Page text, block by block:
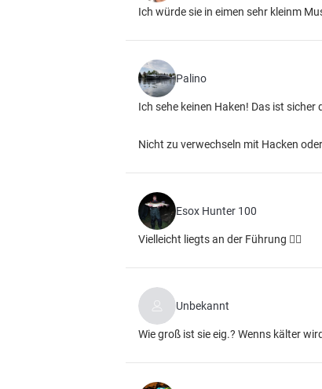
Ich würde sie in eimen sehr kleinm
Palino
Ich sehe keinen Haken! Das ist sicher
Nicht zu verwechseln mit Hacken
Esox Hunter 100
Vielleicht liegts an der Führung 👍🏻
Unbekannt
Wie groß ist sie eig.? Wenns kälter